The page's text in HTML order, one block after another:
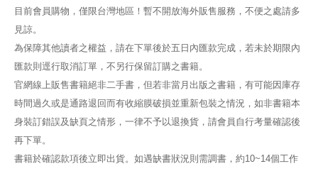
目前會員購物，僅限台灣地區！暫不開放海外販售服務，不便之處請多
見諒。
為保障其他讀者之權益，請在下單後於五日內匯款完成，若未於期限內
匯款則逕行取消訂單，不另行保留訂購之書籍。
官網線上販售書籍絕非二手書，但若非當月出版之書籍，有可能因庫存
時間過久或是通路退回而有收縮膜破損並重新包裝之情況，如非書籍本
身裝訂錯誤及缺頁之情形，一律不予以退換貨，請會員自行考量確認後
再下單。
書籍於確認款項後立即出貨。如遇缺書狀況則需調書，約10~14個工作